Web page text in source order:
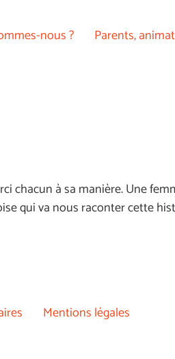
nous ? Parents,
chacun à sa manière. Une
qui va nous raconter cette
Mentions légales